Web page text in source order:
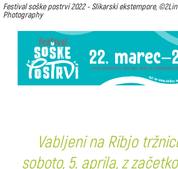
Festival soške postrvi 2022 - Slikarski ekstempore,
Photography
Vabljeni na Ribjo
soboto, 5. aprila, z